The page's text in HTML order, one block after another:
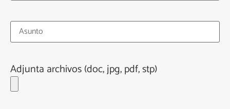
Adjunta archivos (doc, jpg, pdf, stp)